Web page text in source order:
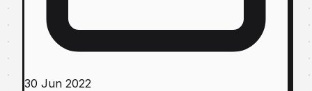
30 Jun 2022